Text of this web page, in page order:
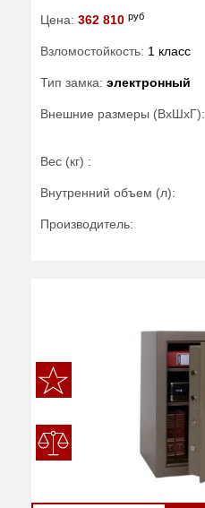
Цена: 362 810 руб
Взломостойкость: 1 класс
Тип замка: электронный
Внешние размеры (ВхШхГ):
Вес (кг) :
Внутренний объем (л):
Производитель: